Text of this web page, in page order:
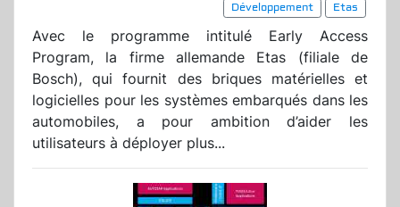
Développement
Etas
Avec le programme intitulé Early Access
Program, la firme allemande Etas (filiale de
Bosch), qui fournit des briques matérielles et
logicielles pour les systèmes embarqués dans les
automobiles, a pour ambition d’aider les
utilisateurs à déployer plus...